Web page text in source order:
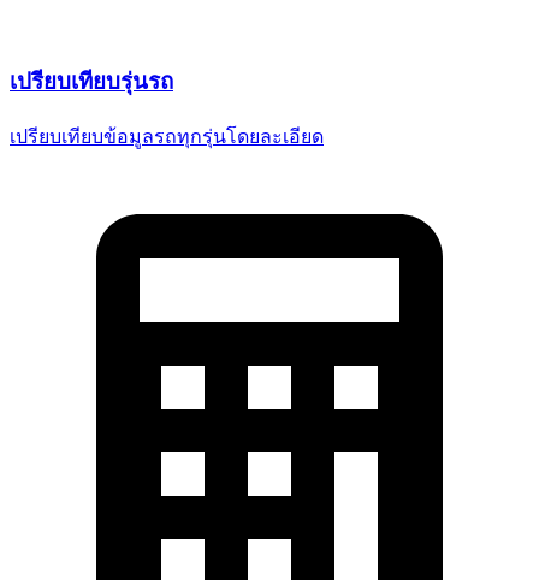
เปรียบเทียบรุ่นรถ
เปรียบเทียบข้อมูลรถทุกรุ่นโดยละเอียด